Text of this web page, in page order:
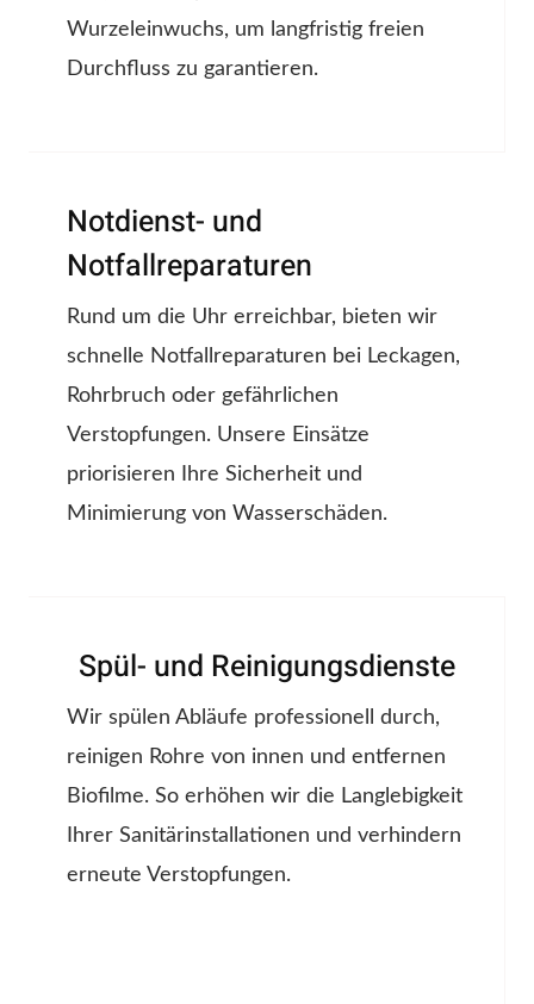
Wurzeleinwuchs, um langfristig freien
Durchfluss zu garantieren.
Notdienst- und
Notfallreparaturen
Rund um die Uhr erreichbar, bieten wir
schnelle Notfallreparaturen bei Leckagen,
Rohrbruch oder gefährlichen
Verstopfungen. Unsere Einsätze
priorisieren Ihre Sicherheit und
Minimierung von Wasserschäden.
Spül- und Reinigungsdienste
Wir spülen Abläufe professionell durch,
reinigen Rohre von innen und entfernen
Biofilme. So erhöhen wir die Langlebigkeit
Ihrer Sanitärinstallationen und verhindern
erneute Verstopfungen.